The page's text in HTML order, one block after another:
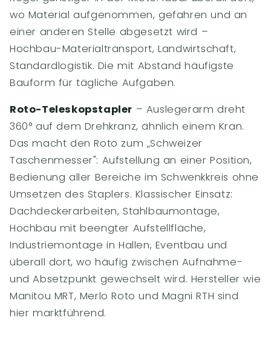
wo Material aufgenommen, gefahren und an
einer anderen Stelle abgesetzt wird –
Hochbau-Materialtransport, Landwirtschaft,
Standardlogistik. Die mit Abstand häufigste
Bauform für tägliche Aufgaben.
Roto-Teleskopstapler – Auslegerarm dreht
360° auf dem Drehkranz, ähnlich einem Kran.
Das macht den Roto zum „Schweizer
Taschenmesser": Aufstellung an einer Position,
Bedienung aller Bereiche im Schwenkkreis ohne
Umsetzen des Staplers. Klassischer Einsatz:
Dachdeckerarbeiten, Stahlbaumontage,
Hochbau mit beengter Aufstellfläche,
Industriemontage in Hallen, Eventbau und
überall dort, wo häufig zwischen Aufnahme-
und Absetzpunkt gewechselt wird. Hersteller wie
Manitou MRT, Merlo Roto und Magni RTH sind
hier marktführend.